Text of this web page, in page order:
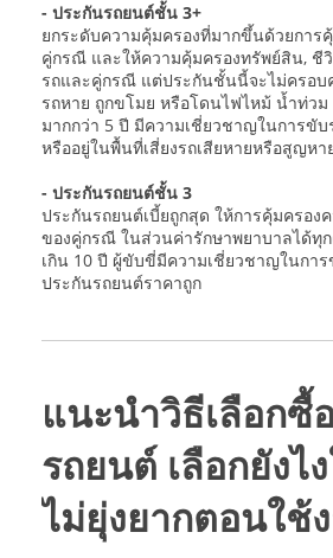
- ประกันรถยนต์ชั้น 3+
ยกระดับความคุ้มครองที่มากขึ้นด้วยการ
คู่กรณี และให้ความคุ้มครองทรัพย์สิน, ชีวิ
รถและคู่กรณี แต่ประกันชั้นนี้จะไม่ครอ
รถหาย ถูกขโมย หรือโดนไฟไหม้ น้ำท่วม
มากกว่า 5 ปี มีความเชี่ยวชาญในการขับ
หรืออยู่ในพื้นที่เสี่ยงรถเสียหายหรือสูญหา
- ประกันรถยนต์ชั้น 3
ประกันรถยนต์เบี้ยถูกสุด ให้การคุ้มครอง
ของคู่กรณี ในส่วนค่ารักษาพยาบาลได้ทุ
เกิน 10 ปี ผู้ขับขี่มีความเชี่ยวชาญในกา
ประกันรถยนต์ราคาถูก
แนะนำวิธีเลือกซื้
รถยนต์ เลือกยังไ
ไม่ยุ่งยากตอนใช้